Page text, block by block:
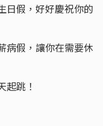
日假，好好慶祝你的
病假，讓你在需要休
起跳！